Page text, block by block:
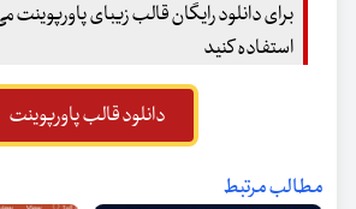
برای دانلود رایگان قالب زیبای پاورپوینت
استفاده کنید
دانلود قالب پاورپوینت
مطالب مرتبط